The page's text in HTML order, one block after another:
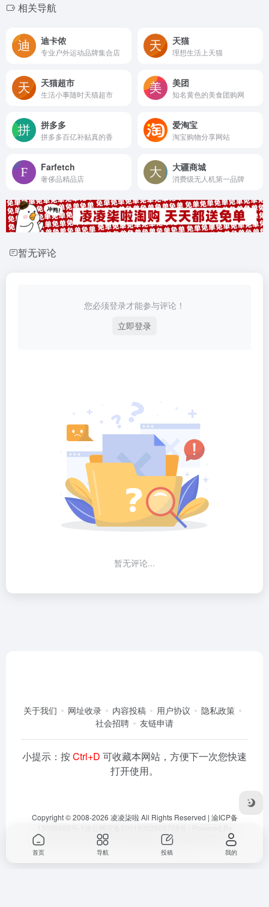
相关导航
迪卡侬
专业户外运动品牌集合店
天猫
理想生活上天猫
天猫超市
生活小事随时天猫超市
美团
知名黄色的美食团购网
拼多多
拼多多百亿补贴真的香
爱淘宝
淘宝购物分享网站
Farfetch
奢侈品精品店
大疆商城
消费级无人机第一品牌
暂无评论
您必须登录才能参与评论！
立即登录
暂无评论...
关于我们 网址收录 内容投稿 用户协议
隐私政策
社会招聘
友链申请
小提示：按Ctrl+D 可收藏本网站，方便下一次您快速
打开使用。
Copyright © 2008-2026 凌凌柒啦 All Rights Reserved | 渝ICP备
Dlaoo.Inc
Awalab| 本站运行在 由OneNav 强力驱动
首页 导航 投稿 我的